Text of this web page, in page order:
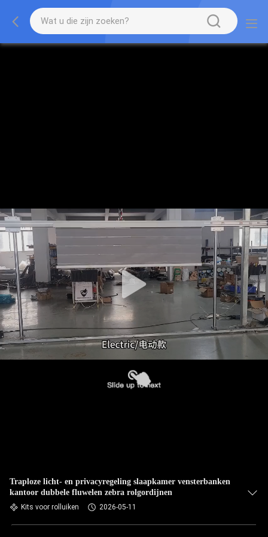
Traploze licht- en privacyregeling slaapkamer vensterbanken
kantoor dubbele fluwelen zebra rolgordijnen
Kits voor rolluiken 2026-05-11